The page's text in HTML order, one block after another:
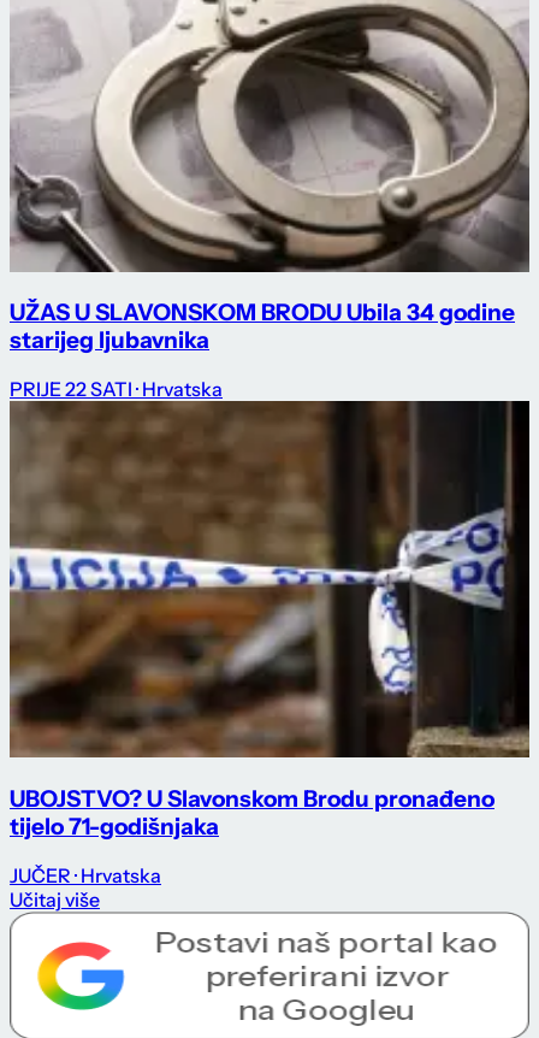
UŽAS U SLAVONSKOM BRODU Ubila 34 godine
starijeg ljubavnika
PRIJE 22 SATI · Hrvatska
UBOJSTVO? U Slavonskom Brodu pronađeno
tijelo 71-godišnjaka
JUČER · Hrvatska
Učitaj više